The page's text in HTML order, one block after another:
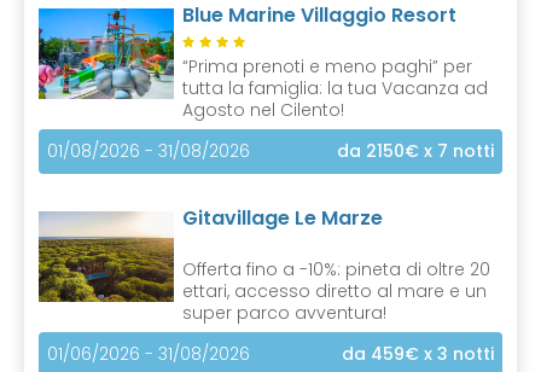
Blue Marine Villaggio Resort
“Prima prenoti e meno paghi” per
tutta la famiglia: la tua Vacanza ad
Agosto nel Cilento!
01/08/2026 - 31/08/2026
da 2150€ x 7 notti
Gitavillage Le Marze
Offerta fino a -10%: pineta di oltre 20
ettari, accesso diretto al mare e un
super parco avventura!
01/06/2026 - 31/08/2026
da 459€ x 3 notti